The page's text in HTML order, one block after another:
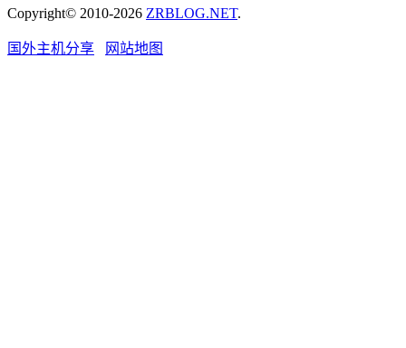
Copyright© 2010-2026 ZRBLOG.NET.
国外主机分享 网站地图